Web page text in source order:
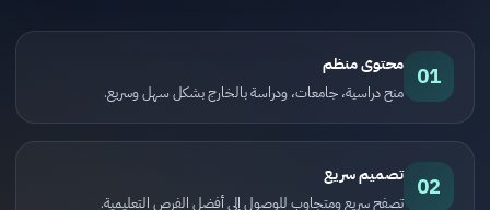
01 محتوى منظم
منح دراسية، جامعات، ودراسة بالخارج بشكل سهل وسريع.
02 تصميم سريع
تصفح سريع ومتجاوب للوصول إلى أفضل الفرص التعليمية.